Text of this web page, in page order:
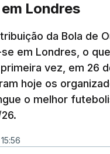
Londres
da Bola de
em Londres, o que
vez, em 26
hoje os
o melhor